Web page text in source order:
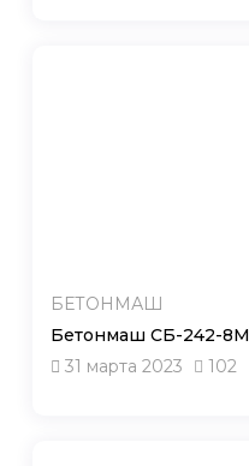
БЕТОНМАШ
Бетонмаш СБ-242-8М
31 марта 2023
102